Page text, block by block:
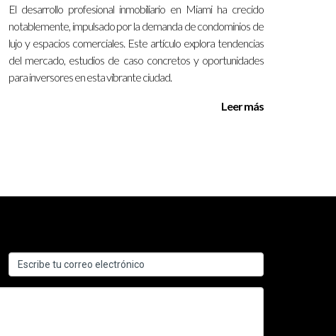
tus métodos.
a mejorar sus habilidades y alcanzar sus
El desarrollo profesional inmobiliario en Miami ha crecido
notablemente, impulsado por la demanda de condominios de
lujo y espacios comerciales. Este artículo explora tendencias
del mercado, estudios de caso concretos y oportunidades
para inversores en esta vibrante ciudad.
Leer más